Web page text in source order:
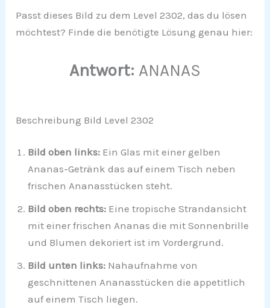
Passt dieses Bild zu dem Level 2302, das du lösen
möchtest? Finde die benötigte Lösung genau hier:
Antwort: ANANAS
Beschreibung Bild Level 2302
Bild oben links: Ein Glas mit einer gelben
Ananas-Getränk das auf einem Tisch neben
frischen Ananasstücken steht.
Bild oben rechts: Eine tropische Strandansicht
mit einer frischen Ananas die mit Sonnenbrille
und Blumen dekoriert ist im Vordergrund.
Bild unten links: Nahaufnahme von
geschnittenen Ananasstücken die appetitlich
auf einem Tisch liegen.